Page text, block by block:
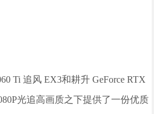
Ti 追风 EX3和耕升 GeForce RTX
光追高画质之下提供了一份优质